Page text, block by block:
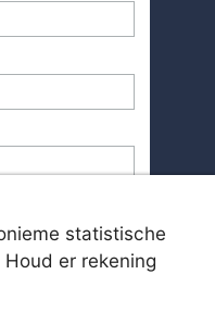
statistische
er rekening